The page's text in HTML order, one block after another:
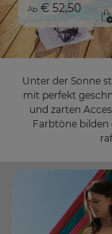
FR
BE
Ab € 52,50
Unter der Sonne
mit perfekt
und zarten
Farbtöne bilden